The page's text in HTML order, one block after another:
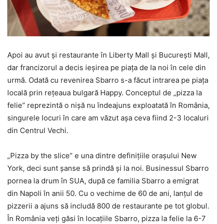
Apoi au avut şi restaurante în Liberty Mall şi Bucureşti Mall,
dar francizorul a decis ieşirea pe piaţa de la noi în cele din
urmă. Odată cu revenirea Sbarro s-a făcut intrarea pe piaţa
locală prin reţeaua bulgară Happy. Conceptul de „pizza la
felie” reprezintă o nişă nu îndeajuns exploatată în România,
singurele locuri în care am văzut aşa ceva fiind 2-3 localuri
din Centrul Vechi.
„Pizza by the slice” e una dintre definiţiile oraşului New
York, deci sunt şanse să prindă şi la noi. Businessul Sbarro
pornea la drum în SUA, după ce familia Sbarro a emigrat
din Napoli în anii 50. Cu o vechime de 60 de ani, lanţul de
pizzerii a ajuns să includă 800 de restaurante pe tot globul.
În România veţi găsi în locaţiile Sbarro, pizza la felie la 6-7